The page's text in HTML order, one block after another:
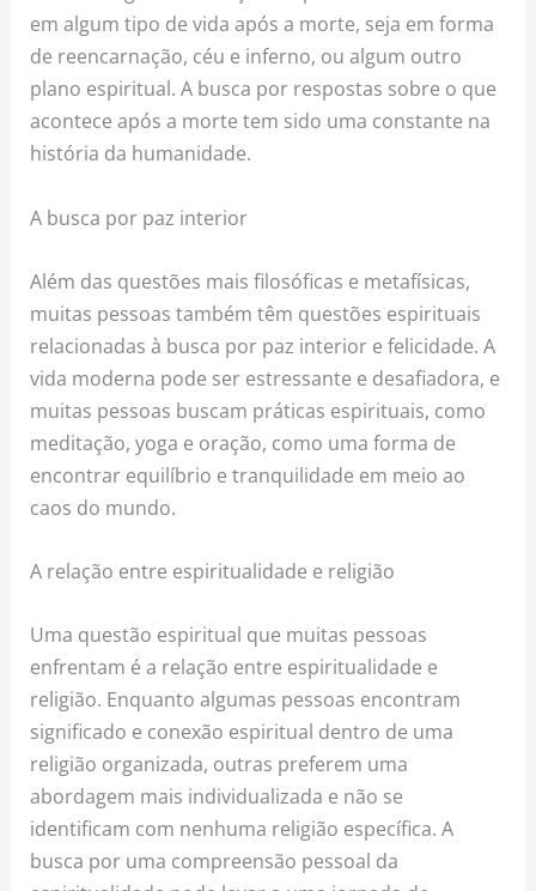
em algum tipo de vida após a morte, seja em forma
de reencarnação, céu e inferno, ou algum outro
plano espiritual. A busca por respostas sobre o que
acontece após a morte tem sido uma constante na
história da humanidade.
A busca por paz interior
Além das questões mais filosóficas e metafísicas,
muitas pessoas também têm questões espirituais
relacionadas à busca por paz interior e felicidade. A
vida moderna pode ser estressante e desafiadora, e
muitas pessoas buscam práticas espirituais, como
meditação, yoga e oração, como uma forma de
encontrar equilíbrio e tranquilidade em meio ao
caos do mundo.
A relação entre espiritualidade e religião
Uma questão espiritual que muitas pessoas
enfrentam é a relação entre espiritualidade e
religião. Enquanto algumas pessoas encontram
significado e conexão espiritual dentro de uma
religião organizada, outras preferem uma
abordagem mais individualizada e não se
identificam com nenhuma religião específica. A
busca por uma compreensão pessoal da